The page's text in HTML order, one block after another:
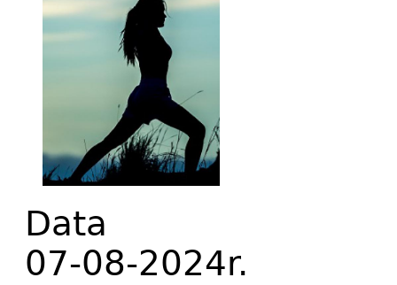
Data
07-08-2024r.